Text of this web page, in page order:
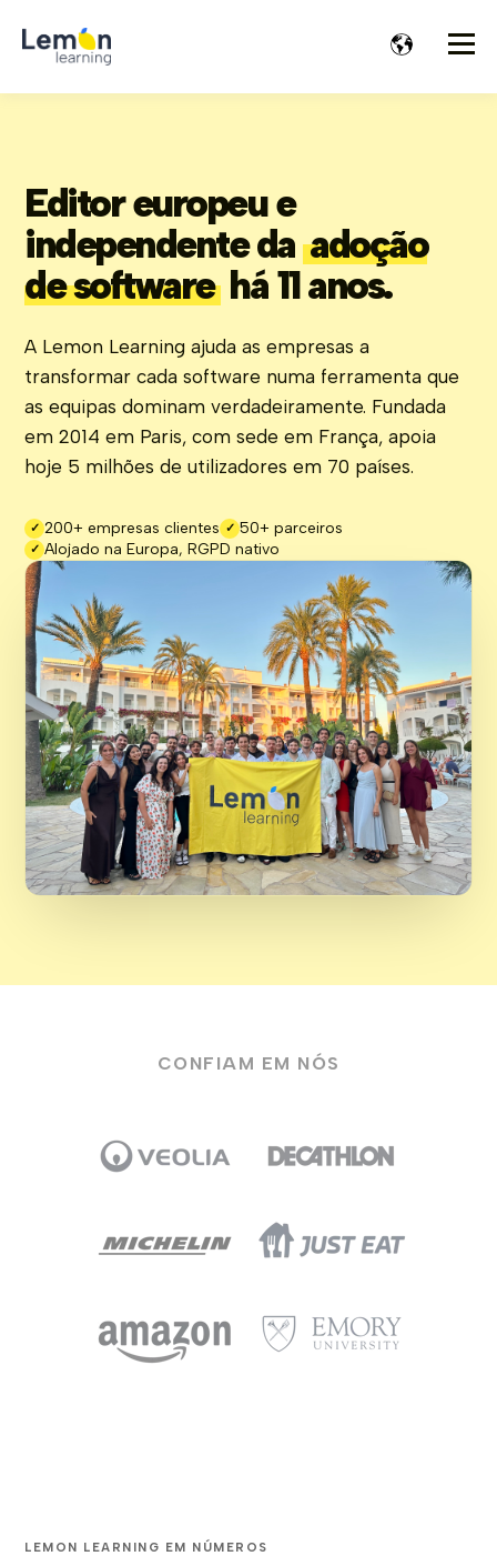
Editor europeu e
independente daadoção
de softwarehá 11 anos.
A Lemon Learning ajuda as empresas a
transformar cada software numa ferramenta que
as equipas dominam verdadeiramente. Fundada
em 2014 em Paris, com sede em França, apoia
hoje 5 milhões de utilizadores em 70 países.
✓ 200+ empresas clientes ✓ 50+ parceiros
✓ Alojado na Europa, RGPD nativo
CONFIAM EM NÓS
LEMON LEARNING EM NÚMEROS